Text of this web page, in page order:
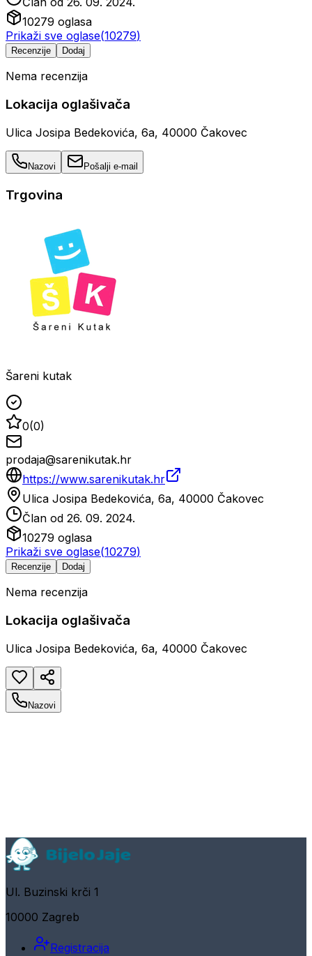
10279 oglasa
Prikaži sve oglase(10279)
Recenzije Dodaj
Nema recenzija
Lokacija oglašivača
Ulica Josipa Bedekovića, 6a, 40000 Čakovec
Nazovi Pošalji e-mail
Trgovina
Šareni kutak
0(0)
prodaja@sarenikutak.hr
https://www.sarenikutak.hr
Ulica Josipa Bedekovića, 6a, 40000 Čakovec
Član od 26. 09. 2024.
10279 oglasa
Prikaži sve oglase(10279)
Recenzije Dodaj
Nema recenzija
Lokacija oglašivača
Ulica Josipa Bedekovića, 6a, 40000 Čakovec
Nazovi
Ul. Buzinski krči 1
10000 Zagreb
Registracija